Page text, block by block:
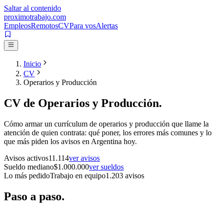
Saltar al contenido
proximotrabajo.com
EmpleosRemotosCVPara vosAlertas
Inicio
CV
Operarios y Producción
CV de Operarios y Producción.
Cómo armar un currículum de operarios y producción que llame la
atención de quien contrata: qué poner, los errores más comunes y lo
que más piden los avisos en Argentina hoy.
Avisos activos11.114ver avisos
Sueldo mediano$1.000.000ver sueldos
Lo más pedidoTrabajo en equipo1.203 avisos
Paso a paso.